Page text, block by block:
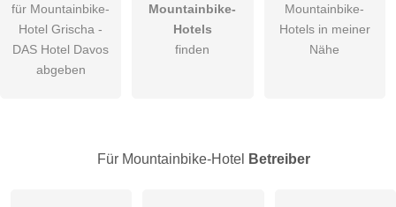
Hinweis:Bitte beachten Sie, öffentliche Fragen sindfür alle
Besucher sichtbar
Klicken Sie hier um eine
für Mountainbike-
Hotel Grischa -
DAS Hotel Davos
abgeben
Mountainbike-
Hotels
finden
Mountainbike-
Hotels in meiner
Nähe
Für Mountainbike-Hotel Betreiber